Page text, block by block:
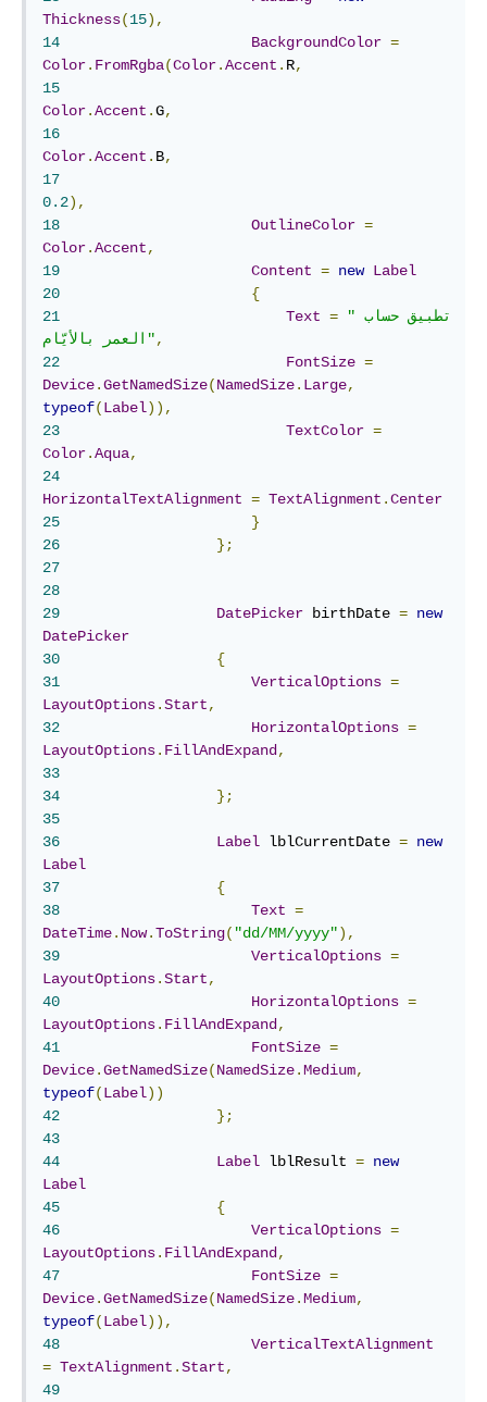
Thickness(15),
14
BackgroundColor =
Color. FromRgba(Color.Accent . R,
15
Color.Accent .G,
16
Color.Accent . B,
17
0.2),
18
OutlineColor =
Color.Accent,
19
Content = new Label
20
{
21
Text =
"تطبيق حساب
العمر بالأيّام",
22
FontSize =
Device.GetNamedSize(NamedSize. Large,
typeof(Label)),
23
TextColor =
Color.Aqua,
24
HorizontalTextAlignment = TextAlignment .Center
25
}
26
};
27
28
29
DatePicker birthDate = new
DatePicker
30
{
31
VerticalOptions =
LayoutOptions.Start,
32
HorizontalOptions =
LayoutOptions. FillAndExpand ,
33
34
};
35
36
Label lblCurrentDate = new
Label
37
{
38
Text =
DateTime. Now.ToString( "dd/MM/yyyy"),
39
VerticalOptions =
LayoutOptions.Start,
40
HorizontalOptions =
LayoutOptions. FillAndExpand ,
41
FontSize =
Device.GetNamedSize(NamedSize.Medium,
typeof(Label))
42
};
43
44
Label lblResult = new
Label
45
{
46
VerticalOptions =
LayoutOptions. FillAndExpand ,
47
FontSize =
Device.GetNamedSize(NamedSize.Medium,
typeof(Label)),
48
VerticalTextAlignment
= TextAlignment .Start,
49